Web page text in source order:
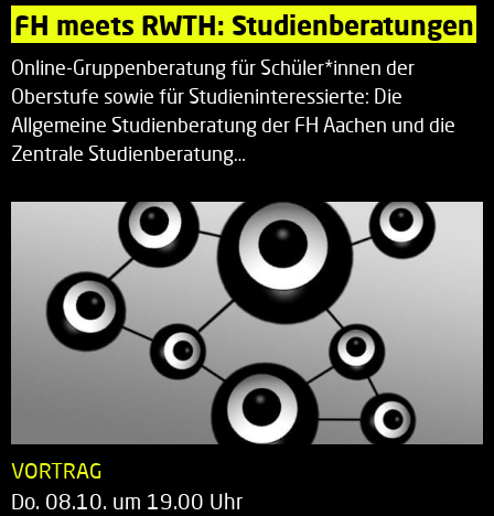
FH meets RWTH: Studienberatungen
Online-Gruppenberatung für Schüler*innen der
Oberstufe sowie für Studieninteressierte: Die
Allgemeine Studienberatung der FH Aachen und die
Zentrale Studienberatung…
VORTRAG
Do. 08.10. um 19.00 Uhr